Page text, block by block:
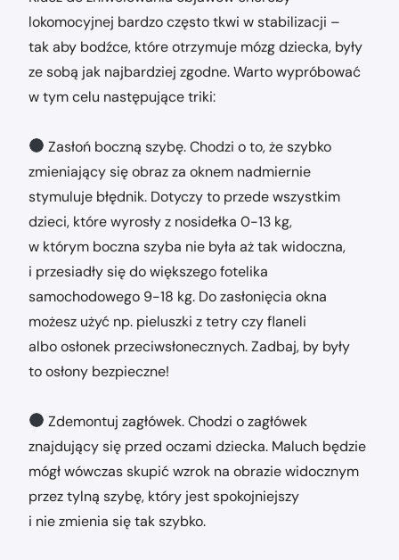
lokomocyjnej bardzo często tkwi w stabilizacji –
tak aby bodźce, które otrzymuje mózg dziecka, były
ze sobą jak najbardziej zgodne. Warto wypróbować
w tym celu następujące triki:
Zasłoń boczną szybę. Chodzi o to, że szybko
zmieniający się obraz za oknem nadmiernie
stymuluje błędnik. Dotyczy to przede wszystkim
dzieci, które wyrosły z nosidełka 0-13 kg,
w którym boczna szyba nie była aż tak widoczna,
i przesiadły się do większego fotelika
samochodowego 9-18 kg. Do zasłonięcia okna
możesz użyć np. pieluszki z tetry czy flaneli
albo osłonek przeciwsłonecznych. Zadbaj, by były
to osłony bezpieczne!
Zdemontuj zagłówek. Chodzi o zagłówek
znajdujący się przed oczami dziecka. Maluch będzie
mógł wówczas skupić wzrok na obrazie widocznym
przez tylną szybę, który jest spokojniejszy
i nie zmienia się tak szybko.